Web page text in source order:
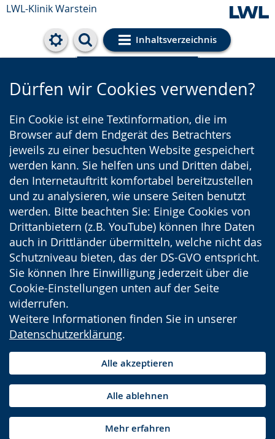
LWL-Klinik Warstein
Inhaltsverzeichnis
Cookie-Einstellungen
Dürfen wir Cookies verwenden?
Ein Cookie ist eine Textinformation, die im
Browser auf dem Endgerät des Betrachters
jeweils zu einer besuchten Website gespeichert
werden kann. Sie helfen uns und Dritten dabei,
den Internetauftritt komfortabel bereitzustellen
und zu analysieren, wie unsere Seiten benutzt
werden. Bitte beachten Sie: Einige Cookies von
Drittanbietern (z.B. YouTube) können Ihre Daten
auch in Drittländer übermitteln, welche nicht das
Schutzniveau bieten, das der DS-GVO entspricht.
Sie können Ihre Einwilligung jederzeit über die
Cookie-Einstellungen unten auf der Seite
widerrufen.
Weitere Informationen finden Sie in unserer
Datenschutzerklärung.
Alle akzeptieren
Alle ablehnen
Mehr erfahren